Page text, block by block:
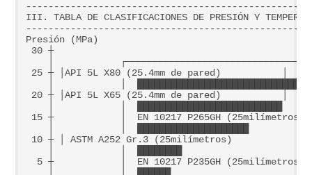
III. TABLA DE CLASIFICACIONES DE PRESIÓN Y
Presión (MPa)
30
│
25 ┼ │API 5L X80 (25.4mm de pared)
20 ┼ │API 5L X65 (25.4mm de pared)
15 ┼            │  EN 10217 P265GH
10 ┼ │ ASTM A252 Gr.3 (25milímetros)
5 ┼            │  EN 10217 P235GH